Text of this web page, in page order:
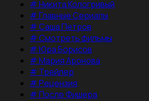
#Никита Кологривый
#Главные Сериалы
#Саша Петров
#Смотреть фильмы
#Юра Борисов
#Мария Аронова
# Трейлер
#Рецензия
#После Фишера